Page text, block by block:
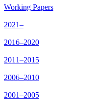
Working Papers
2021–
2016–2020
2011–2015
2006–2010
2001–2005